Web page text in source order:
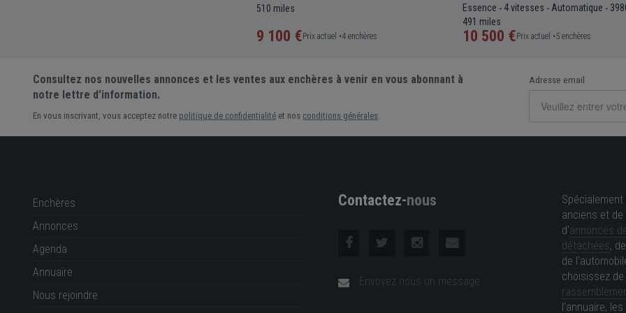
510 miles
9 100 €Prix actuel •4 enchères
Essence - 4 vitesses - Automatique -
491 miles
10 500 €Prix actuel •5 enchères
Consultez nos nouvelles annonces et les ventes aux enchères à venir en vous abonnant à
notre lettre d'information.
En vous inscrivant, vous acceptez notre politique de confidentialité et nos conditions générales
Adresse email
Enchères
Annonces
Agenda
Annuaire
Nous rejoindre
Contactez-nous
Envoyez nous un message
anciens et
d'annonces
détachées,
de
choisissez de
l'annuaire,